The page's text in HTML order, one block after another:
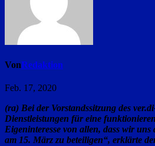
VonRedaktion
Feb. 17, 2020
(ra) Bei der Vorstandssitzung des
Dienstleistungen für eine
Eigeninteresse von allen, dass wir
am 15. März zu beteiligen“, erklärte